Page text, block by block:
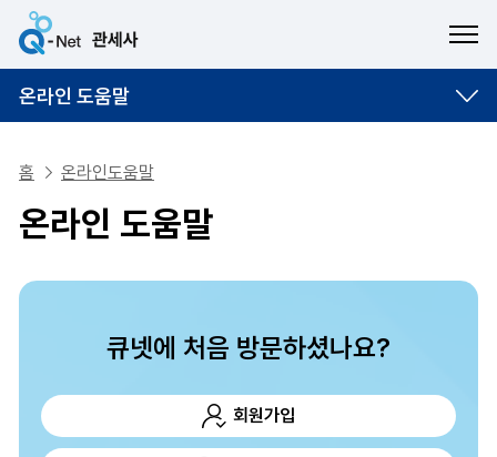
온라인 도움말
홈 온라인도움말
온라인 도움말
큐넷에 처음 방문하셨나요?
회원가입